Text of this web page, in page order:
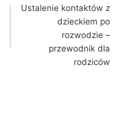
Ustalenie kontaktów z
dzieckiem po
rozwodzie –
przewodnik dla
rodziców